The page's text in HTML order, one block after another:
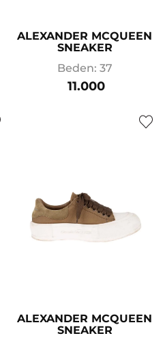
ALEXANDER MCQUEEN
SNEAKER
Beden: 37
11.000
ALEXANDER MCQUEEN
SNEAKER